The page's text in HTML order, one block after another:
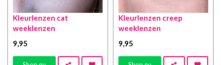
Kleurlenzen cat
weeklenzen
9,95
Kleurlenzen creep
weeklenzen
9,95